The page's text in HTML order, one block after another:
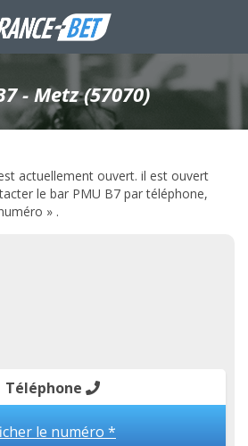
- Metz (57070)
actuellement ouvert. il est ouvert
le bar PMU B7 par téléphone,
» .
Téléphone
le numéro *